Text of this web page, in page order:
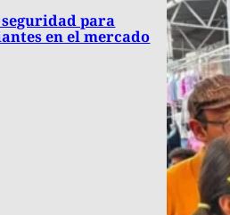
para
en el mercado